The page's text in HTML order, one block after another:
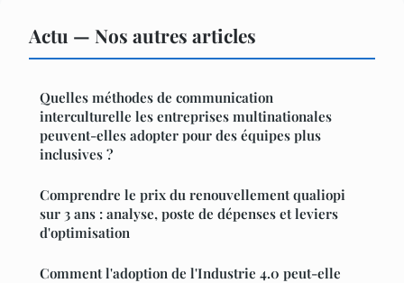
Actu — Nos autres articles
Quelles méthodes de communication
interculturelle les entreprises multinationales
peuvent-elles adopter pour des équipes plus
inclusives ?
Comprendre le prix du renouvellement qualiopi
sur 3 ans : analyse, poste de dépenses et leviers
d'optimisation
Comment l'adoption de l'Industrie 4.0 peut-elle